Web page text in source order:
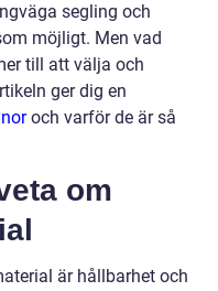
segling och
möjligt. Men vad
till att välja och
ger dig en
och varför de är så
om
är hållbarhet och